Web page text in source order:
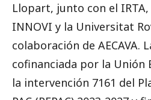
Llopart, junto con el IRTA,
INNOVI y la Universitat
colaboración de AECAVA.
cofinanciada por la Unión
la intervención 7161 del